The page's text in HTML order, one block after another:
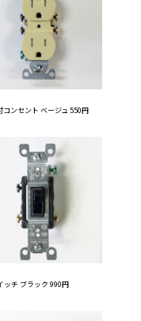
コンセント ベージュ 550円
ッチ ブラック 990円